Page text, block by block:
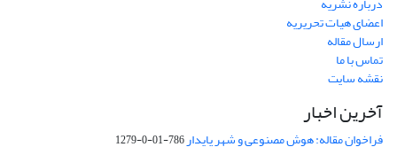
اعضای هیات تحریریه
ارسال مقاله
تماس با ما
نقشه سایت
آخرین اخبار
فراخوان مقاله: هوش مصنوعی و شهر پایدار786-01-0-1279